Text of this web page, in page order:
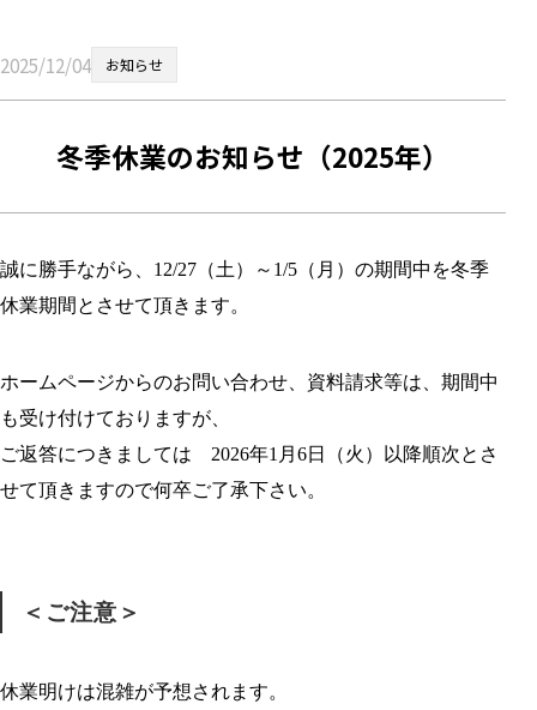
2025/12/04 お知らせ
冬季休業のお知らせ（2025年）
誠に勝手ながら、12/27（土）～1/5（月）の期間中を冬季
休業期間とさせて頂きます。
ホームページからのお問い合わせ、資料請求等は、期間中
も受け付けておりますが、
ご返答につきましては 2026年1月6日（火）以降順次とさ
せて頂きますので何卒ご了承下さい。
＜ご注意＞
休業明けは混雑が予想されます。